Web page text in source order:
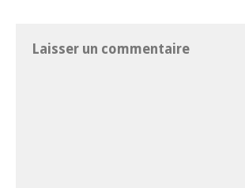
Laisser un commentaire